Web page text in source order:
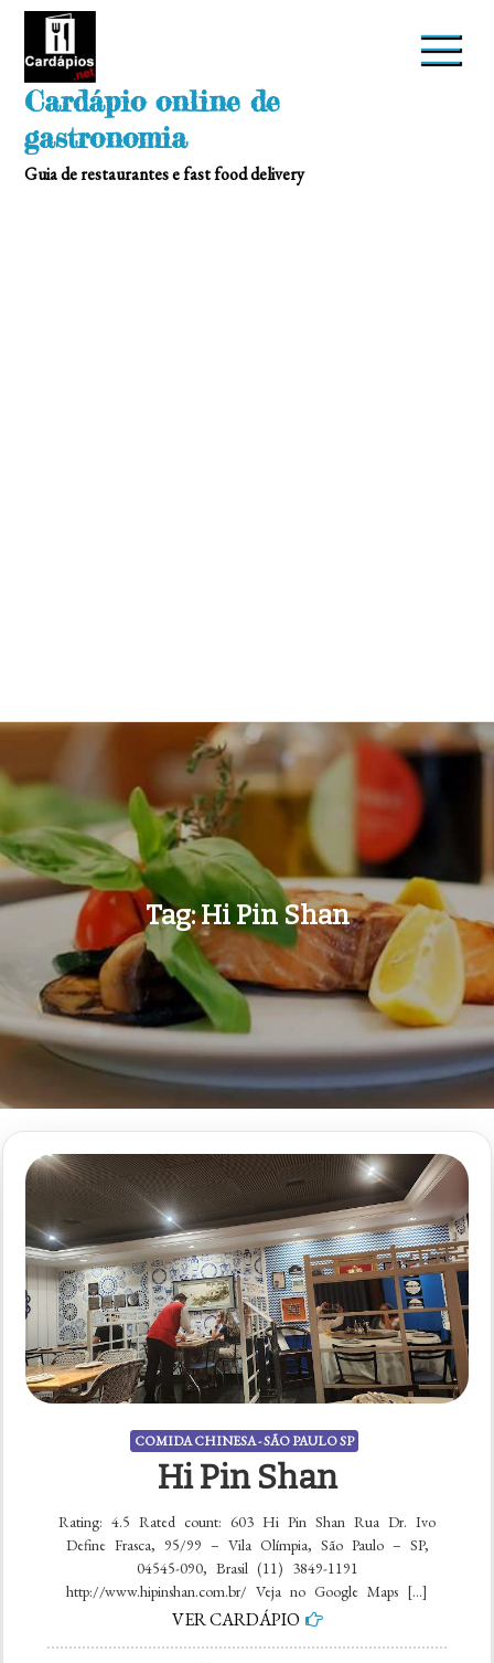
Skip
Cardápio online de
gastronomia
Guia de restaurantes e fast food delivery
Tag:Hi Pin Shan
COMIDA CHINESA - SÃO PAULO SP
Hi Pin Shan
Rating: 4.5 Rated count: 603 Hi Pin Shan Rua Dr. Ivo
Define Frasca, 95/99 – Vila Olímpia, São Paulo – SP,
04545-090, Brasil (11) 3849-1191
http://www.hipinshan.com.br/ Veja no Google Maps […]
VER CARDÁPIO